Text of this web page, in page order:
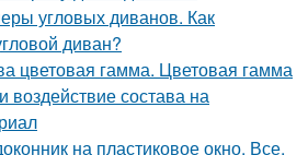
угловых диванов. Как
диван?
цветовая гамма. Цветовая гамма
воздействие состава на
на пластиковое окно. Все,